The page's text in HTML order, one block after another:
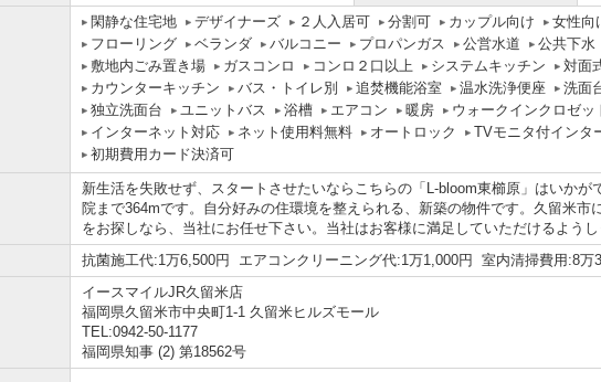
閑静な住宅地 デザイナーズ ２人入居可 分割可 カップル向け
女性向
フローリング
ベランダ バルコニー プロパンガス 公営水道
公共下水
敷地内ごみ置き場
ガスコンロ コンロ２口以上 システムキッチン
対面
カウンターキッチン
バス・トイレ別 追焚機能浴室 温水洗浄便座
洗面
独立洗面台
ユニットバス 浴槽 エアコン 暖房
ウォークインクロゼッ
インターネット対応
ネット使用料無料 オートロック
TVモニタ付インタ
初期費用カード決済可
新生活を失敗せず、スタートさせたいならこちらの「L-bloom東櫛原」はいか
院まで364mです。自分好みの住環境を整えられる、新築の物件です。久留米市
をお探しなら、当社にお任せ下さい。当社はお客様に満足していただけるよう
抗菌施工代:1万6,500円 エアコンクリーニング代:1万1,000円 室内清掃費用:8万
イースマイルJR久留米店
福岡県久留米市中央町1-1 久留米ヒルズモール
TEL:0942-50-1177
福岡県知事 (2) 第18562号